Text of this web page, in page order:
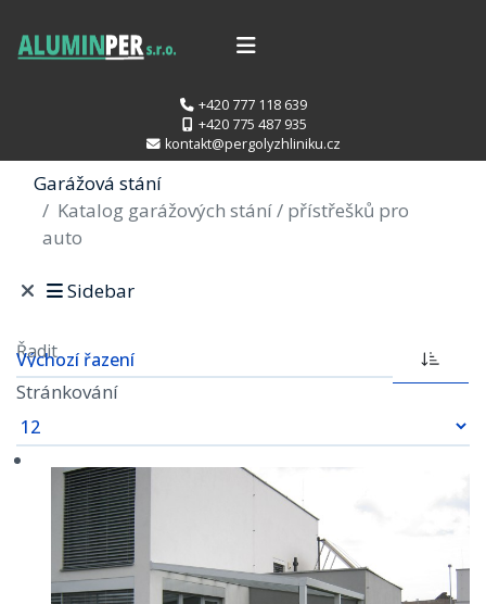
+420 777 118 639
+420 775 487 935
kontakt@pergolyzhliniku.cz
Garážová stání
Katalog garážových stání / přístřešků pro
auto
Sidebar
Řadit
Stránkování